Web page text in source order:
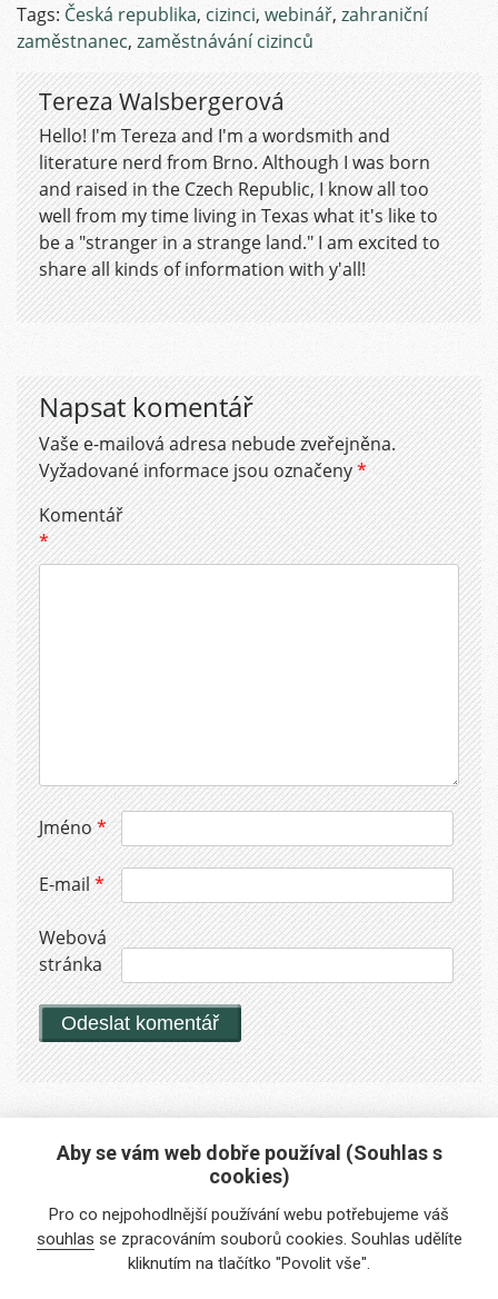
Tags: Česká republika, cizinci, webinář, zahraniční
zaměstnanec, zaměstnávání cizinců
Tereza Walsbergerová
Hello! I'm Tereza and I'm a wordsmith and
literature nerd from Brno. Although I was born
and raised in the Czech Republic, I know all too
well from my time living in Texas what it's like to
be a "stranger in a strange land." I am excited to
share all kinds of information with y'all!
Napsat komentář
Vaše e-mailová adresa nebude zveřejněna.
Vyžadované informace jsou označeny*
Komentář
*
Jméno*
E-mail*
Webová
stránka
Máte zájem o naše služby?
Potřebujete poradit?
info@foreigners.cz
Aby se vám web dobře používal (Souhlas s
cookies)
Pro co nejpohodlnější používání webu potřebujeme váš
souhlas se zpracováním souborů cookies. Souhlas udělíte
kliknutím na tlačítko "Povolit vše".